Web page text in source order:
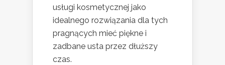
usługi kosmetycznej jako
idealnego rozwiązania dla tych
pragnących mieć piękne i
zadbane usta przez dłuższy
czas.